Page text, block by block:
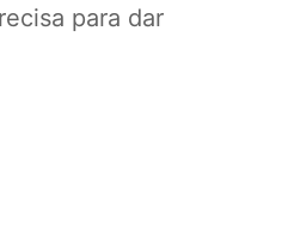
para dar